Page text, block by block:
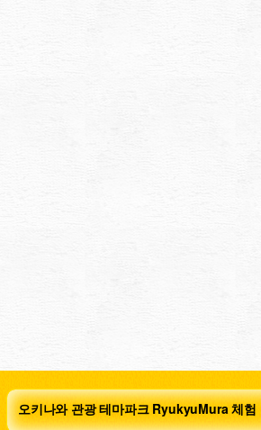
오키나와 관광 테마파크 RyukyuMura 체험